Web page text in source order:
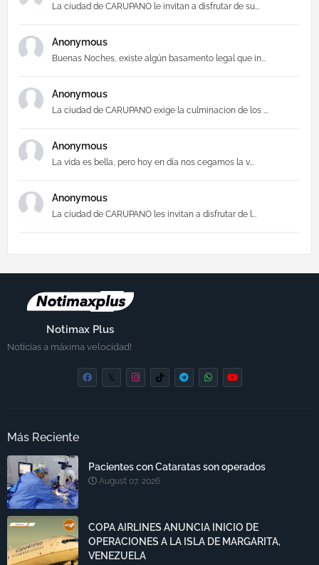
La ciudad de CARUPANO le invitan a disfrutar de su...
Anonymous
Buenas Noches, existe algún basamento legal que in...
Anonymous
La ciudad de CARUPANO exige la culminacion de los ...
Anonymous
La vida es bella, pero hoy en día nos cegamos la v...
Anonymous
La ciudad de CARUPANO les invitan a disfrutar de l...
Notimax Plus
Noticias a máxima velocidad!
Más Reciente
Pacientes con Cataratas son operados
August 07, 2026
COPA AIRLINES ANUNCIA INICIO DE
OPERACIONES A LA ISLA DE MARGARITA,
VENEZUELA